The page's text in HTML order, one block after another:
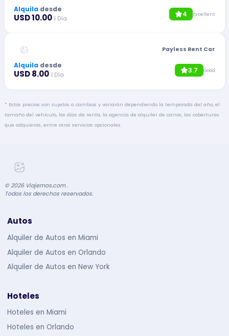
Alquila desde
USD 10.00 | Día 4 Excellent
Payless Rent Car
Alquila desde
USD 8.00 | Día 3.7 Good
* Estos precios son sujetos a cambios y variarán dependiendo la temporada del año, el
tamaño del vehículo, los días de renta, la agencia de alquiler de carros, las coberturas
que adquieras, entre otros servicios opcionales.
© 2026Viajemos.com .
Todos los derechos reservados.
Autos
Alquiler de Autos en Miami
Alquiler de Autos en Orlando
Alquiler de Autos en New York
Hoteles
Hoteles en Miami
Hoteles en Orlando